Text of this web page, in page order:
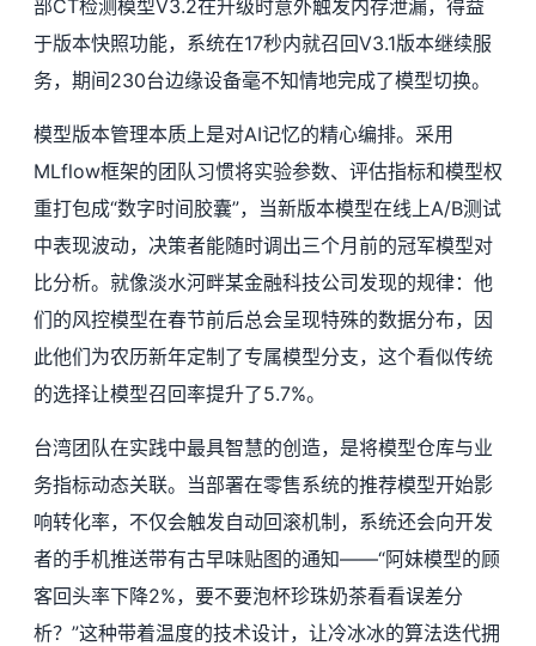
部CT检测模型V3.2在升级时意外触发内存泄漏，得益
于版本快照功能，系统在17秒内就召回V3.1版本继续服
务，期间230台边缘设备毫不知情地完成了模型切换。
模型版本管理本质上是对AI记忆的精心编排。采用
MLflow框架的团队习惯将实验参数、评估指标和模型权
重打包成“数字时间胶囊”，当新版本模型在线上A/B测试
中表现波动，决策者能随时调出三个月前的冠军模型对
比分析。就像淡水河畔某金融科技公司发现的规律：他
们的风控模型在春节前后总会呈现特殊的数据分布，因
此他们为农历新年定制了专属模型分支，这个看似传统
的选择让模型召回率提升了5.7%。
台湾团队在实践中最具智慧的创造，是将模型仓库与业
务指标动态关联。当部署在零售系统的推荐模型开始影
响转化率，不仅会触发自动回滚机制，系统还会向开发
者的手机推送带有古早味贴图的通知——“阿妹模型的顾
客回头率下降2%，要不要泡杯珍珠奶茶看看误差分
析？”这种带着温度的技术设计，让冷冰冰的算法迭代拥